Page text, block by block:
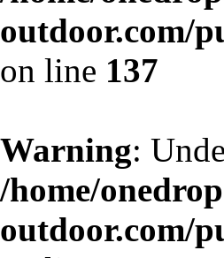
outdoor.com/
on line 137
Warning:
/home/
outdoor.com/